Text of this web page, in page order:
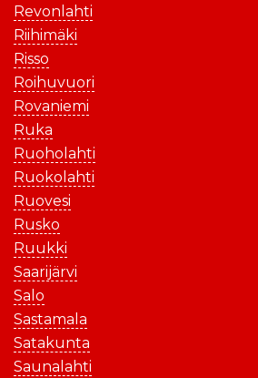
Revonlahti
Riihimäki
Risso
Roihuvuori
Rovaniemi
Ruka
Ruoholahti
Ruokolahti
Ruovesi
Rusko
Ruukki
Saarijärvi
Salo
Sastamala
Satakunta
Saunalahti